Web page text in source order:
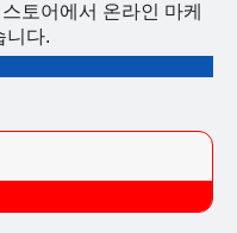
토어에서 온라인 마케
니다.